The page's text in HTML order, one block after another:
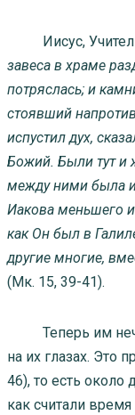
Иисус, Учитель
завеса в храме
потряслась; и
стоявший
испустил дух,
Божий. Были тут и
между ними была
Иакова меньшего
как Он был в
другие многие,
(Мк. 15, 39-41).
Теперь им
на их глазах. Это
46), то есть около
как считали